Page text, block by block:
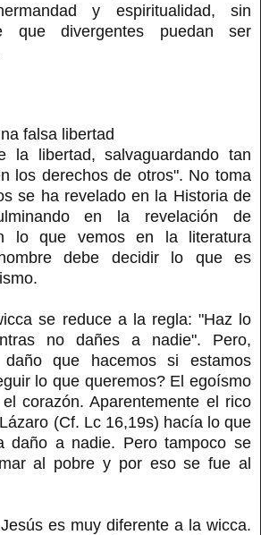
y espiritualidad, sin
que divergentes puedan ser
falsa libertad
la libertad, salvaguardando tan
los derechos de otros". No toma
se ha revelado en la Historia de
en la revelación de
lo que vemos en la literatura
debe decidir lo que es
se reduce a la regla: "Haz lo
no dañes a nadie". Pero,
que hacemos si estamos
lo que queremos? El egoísmo
corazón. Aparentemente el rico
(Cf. Lc 16,19s) hacía lo que
daño a nadie. Pero tampoco se
al pobre y por eso se fue al
es muy diferente a la wicca.